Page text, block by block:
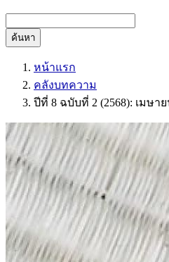
ค้นหา
หน้าแรก
คลังบทความ
ปีที่ 8 ฉบับที่ 2 (2568): เมษา